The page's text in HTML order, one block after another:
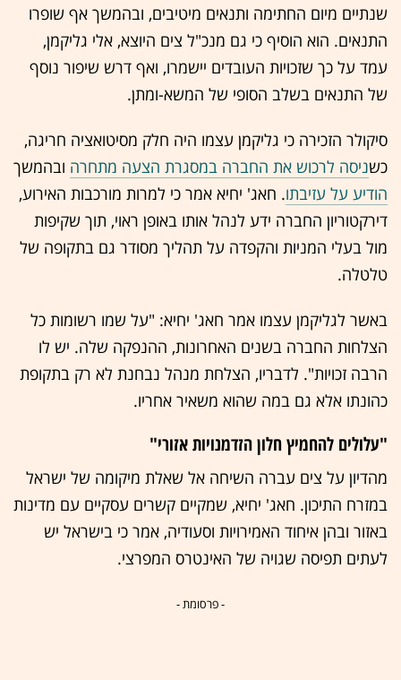
שנתיים מיום החתימה ותנאים מיטיבים, ובהמשך אף שופרו
התנאים. הוא הוסיף כי גם מנכ"ל צים היוצא, אלי גליקמן,
עמד על כך שזכויות העובדים יישמרו, ואף דרש שיפור נוסף
של התנאים בשלב הסופי של המשא-ומתן.
סיקולר הזכירה כי גליקמן עצמו היה חלק מסיטואציה חריגה,
כשניסה לרכוש את החברה במסגרת הצעה מתחרה ובהמשך
הודיע על עזיבתו. חאג' יחיא אמר כי למרות מורכבות האירוע,
דירקטוריון החברה ידע לנהל אותו באופן ראוי, תוך שקיפות
מול בעלי המניות והקפדה על תהליך מסודר גם בתקופה של
טלטלה.
באשר לגליקמן עצמו אמר חאג' יחיא: "על שמו רשומות כל
הצלחות החברה בשנים האחרונות, ההנפקה שלה. יש לו
הרבה זכויות". לדבריו, הצלחת מנהל נבחנת לא רק בתקופת
כהונתו אלא גם במה שהוא משאיר אחריו.
"עלולים להחמיץ חלון הזדמנויות אזורי"
מהדיון על צים עברה השיחה אל שאלת מיקומה של ישראל
במזרח התיכון. חאג' יחיא, שמקיים קשרים עסקיים עם מדינות
באזור ובהן איחוד האמירויות וסעודיה, אמר כי בישראל יש
לעתים תפיסה שגויה של האינטרס המפרצי.
- פרסומת -